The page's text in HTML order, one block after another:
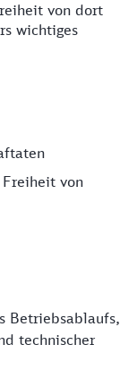
von dort
wichtiges
Freiheit von
Betriebsablaufs,
technischer